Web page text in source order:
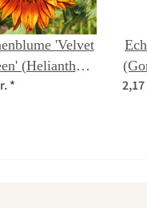
'Velvet
(Helianthus
Bio Saatgut
*